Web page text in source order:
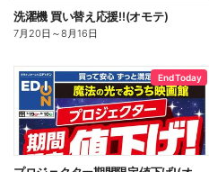
洗濯機 買い替え応援!!(オモテ)
7月20日 ～8月16日
End Today